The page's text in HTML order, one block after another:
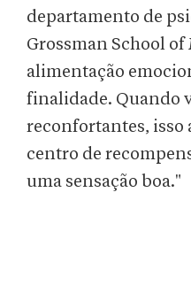
departamento de
Grossman School
alimentação
finalidade. Quando
reconfortantes, isso
centro de
uma sensação boa."